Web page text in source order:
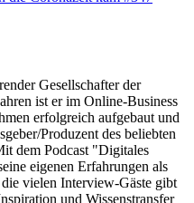
Gesellschafter der
ist er im Online-Business
erfolgreich aufgebaut und
Produzent des beliebten
dem Podcast "Digitales
eigenen Erfahrungen als
vielen Interview-Gäste gibt
und Wissenstransfer